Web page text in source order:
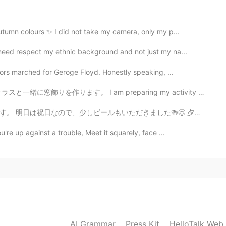
colours ✨ I did not take my camera, only my p...
respect my ethnic background and not just my na...
marched for Geroge Floyd. Honestly speaking, ...
飾りを作ります。 I am preparing my activity for tomorrow’s class. Since it...
した🍻😊 夕飯が終わったら、桃鉄をプレイして妻に負けました。 負けず嫌いこの僕は正直に嬉しくなかったが、...
up against a trouble, Meet it squarely, face ...
AI Grammar Press Kit HelloTalk Web